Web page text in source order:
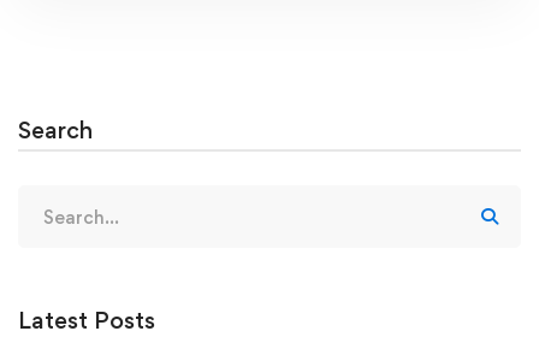
Search
for:
Latest Posts